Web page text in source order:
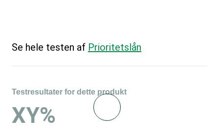
Se hele testen af Prioritetslån
Testresultater for dette produkt
XY%